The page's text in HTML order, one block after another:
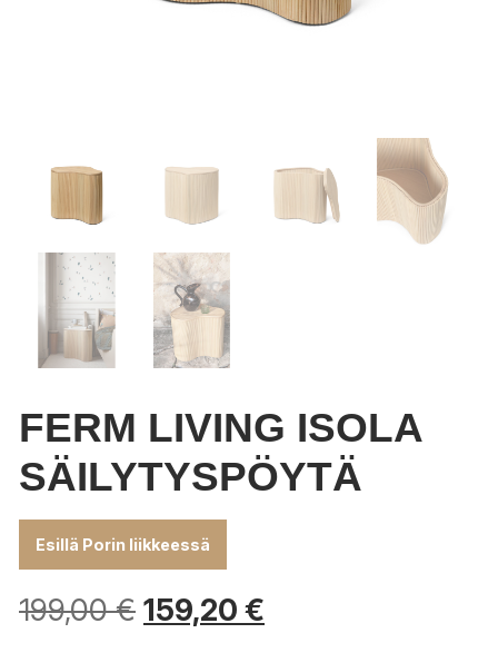
FERM LIVING ISOLA
SÄILYTYSPÖYTÄ
Esillä Porin liikkeessä
199,00€ 159,20 €